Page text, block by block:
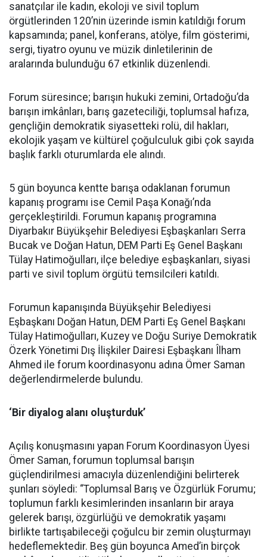
sanatçılar ile kadın, ekoloji ve sivil toplum
örgütlerinden 120’nin üzerinde ismin katıldığı forum
kapsamında; panel, konferans, atölye, film gösterimi,
sergi, tiyatro oyunu ve müzik dinletilerinin de
aralarında bulunduğu 67 etkinlik düzenlendi.
Forum süresince; barışın hukuki zemini, Ortadoğu’da
barışın imkânları, barış gazeteciliği, toplumsal hafıza,
gençliğin demokratik siyasetteki rolü, dil hakları,
ekolojik yaşam ve kültürel çoğulculuk gibi çok sayıda
başlık farklı oturumlarda ele alındı.
5 gün boyunca kentte barışa odaklanan forumun
kapanış programı ise Cemil Paşa Konağı’nda
gerçekleştirildi. Forumun kapanış programına
Diyarbakır Büyükşehir Belediyesi Eşbaşkanları Serra
Bucak ve Doğan Hatun, DEM Parti Eş Genel Başkanı
Tülay Hatimoğulları, ilçe belediye eşbaşkanları, siyasi
parti ve sivil toplum örgütü temsilcileri katıldı.
Forumun kapanışında Büyükşehir Belediyesi
Eşbaşkanı Doğan Hatun, DEM Parti Eş Genel Başkanı
Tülay Hatimoğulları, Kuzey ve Doğu Suriye Demokratik
Özerk Yönetimi Dış İlişkiler Dairesi Eşbaşkanı Îlham
Ahmed ile forum koordinasyonu adına Ömer Saman
değerlendirmelerde bulundu.
‘Bir diyalog alanı oluşturduk’
Açılış konuşmasını yapan Forum Koordinasyon Üyesi
Ömer Saman, forumun toplumsal barışın
güçlendirilmesi amacıyla düzenlendiğini belirterek
şunları söyledi: “Toplumsal Barış ve Özgürlük Forumu;
toplumun farklı kesimlerinden insanların bir araya
gelerek barışı, özgürlüğü ve demokratik yaşamı
birlikte tartışabileceği çoğulcu bir zemin oluşturmayı
hedeflemektedir. Beş gün boyunca Amed’in birçok